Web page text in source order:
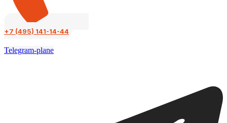
+7 (495) 141-14-44
Telegram-plane